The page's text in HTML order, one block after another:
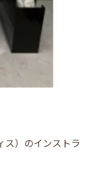
ス）のインストラ